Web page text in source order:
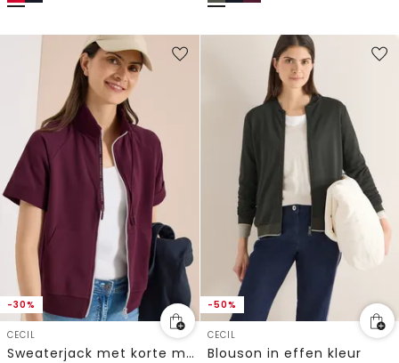
-30%
CECIL
Sweaterjack met korte mouwen en ritssluiting
-50%
CECIL
Blouson in effen kleur